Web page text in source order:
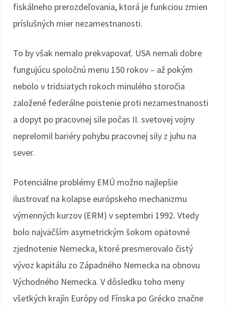
fiskálneho prerozdeľovania, ktorá je funkciou zmien
príslušných mier nezamestnanosti.
To by však nemalo prekvapovať. USA nemali dobre
fungujúcu spoločnú menu 150 rokov – až pokým
nebolo v tridsiatych rokoch minulého storočia
založené federálne poistenie proti nezamestnanosti
a dopyt po pracovnej sile počas II. svetovej vojny
neprelomil bariéry pohybu pracovnej sily z juhu na
sever.
Potenciálne problémy EMÚ možno najlepšie
ilustrovať na kolapse európskeho mechanizmu
výmenných kurzov (ERM) v septembri 1992. Vtedy
bolo najväčším asymetrickým šokom opätovné
zjednotenie Nemecka, ktoré presmerovalo čistý
vývoz kapitálu zo Západného Nemecka na obnovu
Východného Nemecka. V dôsledku toho meny
všetkých krajín Európy od Fínska po Grécko značne